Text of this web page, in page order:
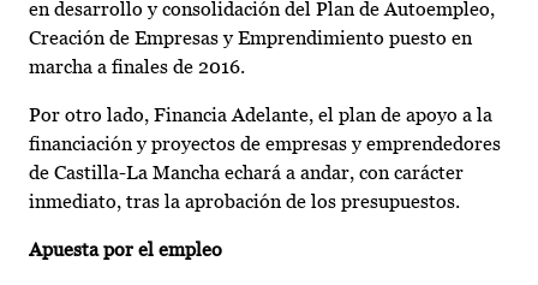
en desarrollo y consolidación del Plan de Autoempleo,
Creación de Empresas y Emprendimiento puesto en
marcha a finales de 2016.
Por otro lado, Financia Adelante, el plan de apoyo a la
financiación y proyectos de empresas y emprendedores
de Castilla-La Mancha echará a andar, con carácter
inmediato, tras la aprobación de los presupuestos.
Apuesta por el empleo